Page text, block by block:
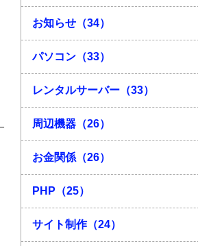
お知らせ（34）
パソコン（33）
レンタルサーバー（33）
周辺機器（26）
お金関係（26）
PHP（25）
サイト制作（24）